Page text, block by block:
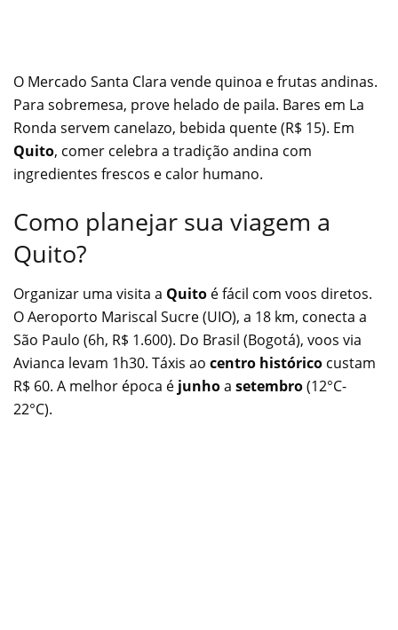
O Mercado Santa Clara vende quinoa e frutas andinas.
Para sobremesa, prove helado de paila. Bares em La
Ronda servem canelazo, bebida quente (R$ 15). Em
Quito, comer celebra a tradição andina com
ingredientes frescos e calor humano.
Como planejar sua viagem a
Quito?
Organizar uma visita a Quito é fácil com voos diretos.
O Aeroporto Mariscal Sucre (UIO), a 18 km, conecta a
São Paulo (6h, R$ 1.600). Do Brasil (Bogotá), voos via
Avianca levam 1h30. Táxis ao centro histórico custam
R$ 60. A melhor época é junhoa setembro(12°C-
22°C).